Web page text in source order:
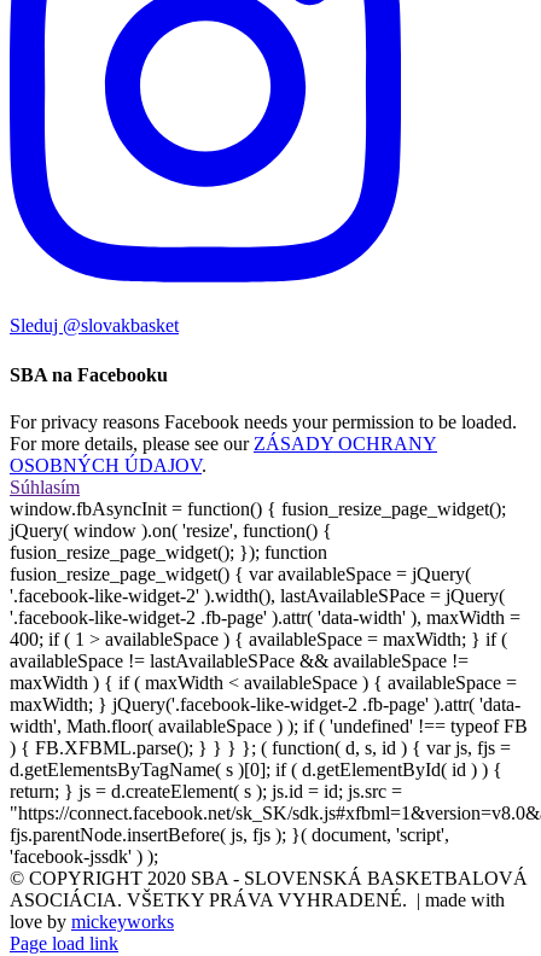
Sleduj @slovakbasket
SBA na Facebooku
For privacy reasons Facebook needs your permission to be loaded.
For more details, please see our ZÁSADY OCHRANY
OSOBNÝCH ÚDAJOV.
Súhlasím
window.fbAsyncInit = function() { fusion_resize_page_widget();
jQuery( window ).on( 'resize', function() {
fusion_resize_page_widget(); }); function
fusion_resize_page_widget() { var availableSpace = jQuery(
'.facebook-like-widget-2' ).width(), lastAvailableSPace = jQuery(
'.facebook-like-widget-2 .fb-page' ).attr( 'data-width' ), maxWidth =
400; if ( 1 > availableSpace ) { availableSpace = maxWidth; } if (
availableSpace != lastAvailableSPace && availableSpace !=
maxWidth ) { if ( maxWidth < availableSpace ) { availableSpace =
maxWidth; } jQuery('.facebook-like-widget-2 .fb-page' ).attr( 'data-
width', Math.floor( availableSpace ) ); if ( 'undefined' !== typeof FB
) { FB.XFBML.parse(); } } } }; ( function( d, s, id ) { var js, fjs =
d.getElementsByTagName( s )[0]; if ( d.getElementById( id ) ) {
return; } js = d.createElement( s ); js.id = id; js.src =
"https://connect.facebook.net/sk_SK/
fjs.parentNode.insertBefore( js, fjs ); }( document, 'script',
'facebook-jssdk' ) );
© COPYRIGHT 2020 SBA - SLOVENSKÁ BASKETBALOVÁ
ASOCIÁCIA. VŠETKY PRÁVA VYHRADENÉ. | made with
love by mickeyworks
Page load link